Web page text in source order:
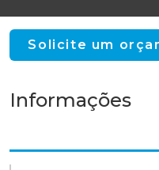
Solicite um
Informações